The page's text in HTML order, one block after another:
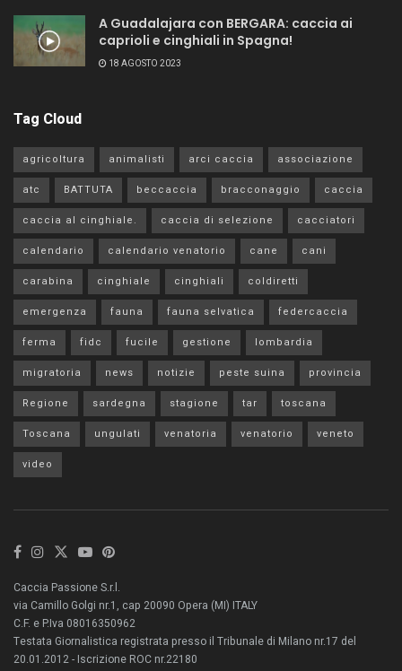
A Guadalajara con BERGARA: caccia ai
caprioli e cinghiali in Spagna!
18 AGOSTO 2023
Tag Cloud
agricoltura animalisti arci caccia
associazione
atc
BATTUTA beccaccia bracconaggio
caccia
caccia al cinghiale.
caccia di selezione
cacciatori
calendario
calendario venatorio cane
cani
carabina
cinghiale cinghiali
coldiretti
emergenza
fauna fauna selvatica
federcaccia
ferma
fidc fucile gestione
lombardia
migratoria
news notizie peste suina
provincia
Regione
sardegna stagione tar
toscana
Toscana
ungulati venatoria venatorio
veneto
video
Caccia Passione S.r.l.
via Camillo Golgi nr.1, cap 20090 Opera (MI) ITALY
C.F. e P.Iva 08016350962
Testata Giornalistica registrata presso il Tribunale di Milano nr.17 del
20.01.2012 - Iscrizione ROC nr.22180